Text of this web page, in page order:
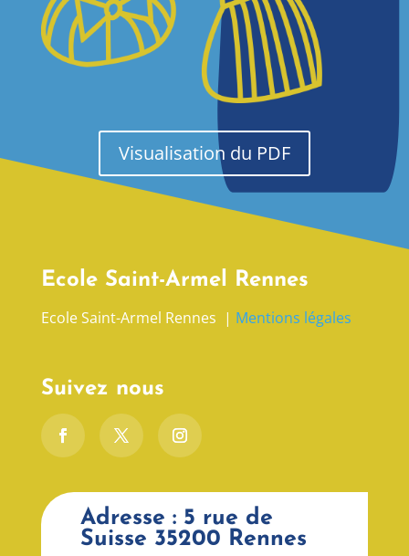
Visualisation du PDF
Ecole Saint-Armel Rennes
Ecole Saint-Armel Rennes | Mentions légales
Suivez nous
Adresse : 5 rue de
Suisse 35200 Rennes